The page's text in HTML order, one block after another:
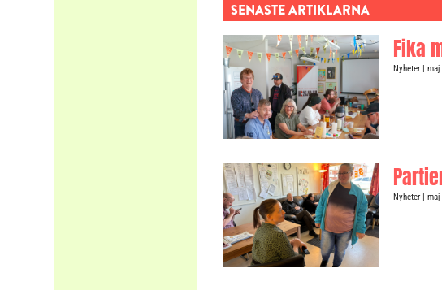
SENASTE ARTIKLARNA
Fika
Nyheter| maj
Nyheter| maj